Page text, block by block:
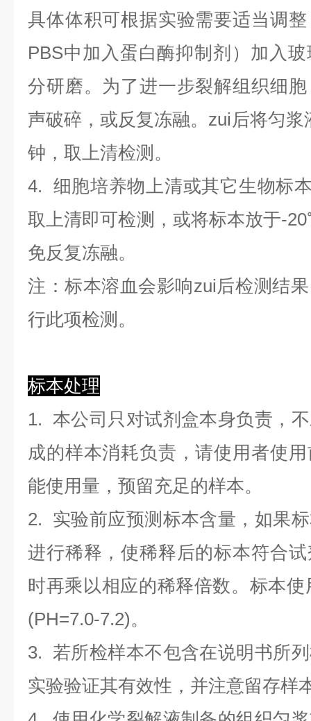
具体体积可根据实验需要适当调
PBS中加入蛋白酶抑制剂）加入
分研磨。为了进一步裂解组织细
声破碎，或反复冻融。zui后将匀浆
钟，取上清检测。
4. 细胞培养物上清或其它生物标
取上清即可检测，或将标本放于-
免反复冻融。
注：标本溶血会影响zui后检测结
行此项检测。
标本处理
1. 本公司只对试剂盒本身负责，
成的样本消耗负责，请使用者使
能使用量，预留充足的样本。
2. 实验前应预测标本含量，如果
进行稀释，使稀释后的标本符合
时再乘以相应的稀释倍数。标本
(PH=7.0-7.2)。
3. 若所检样本不包含在说明书所
实验验证其有效性，并注意留存样